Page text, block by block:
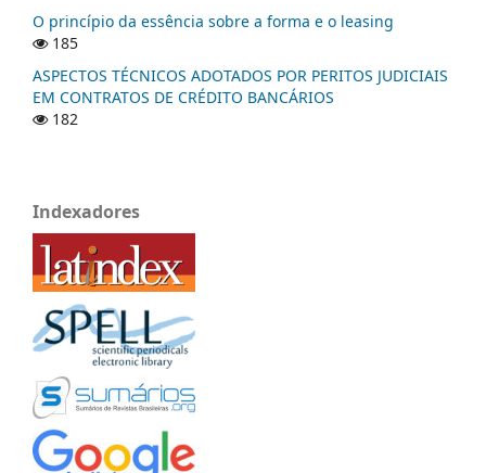
O princípio da essência sobre a forma e o leasing
185
ASPECTOS TÉCNICOS ADOTADOS POR PERITOS JUDICIAIS
EM CONTRATOS DE CRÉDITO BANCÁRIOS
182
Indexadores